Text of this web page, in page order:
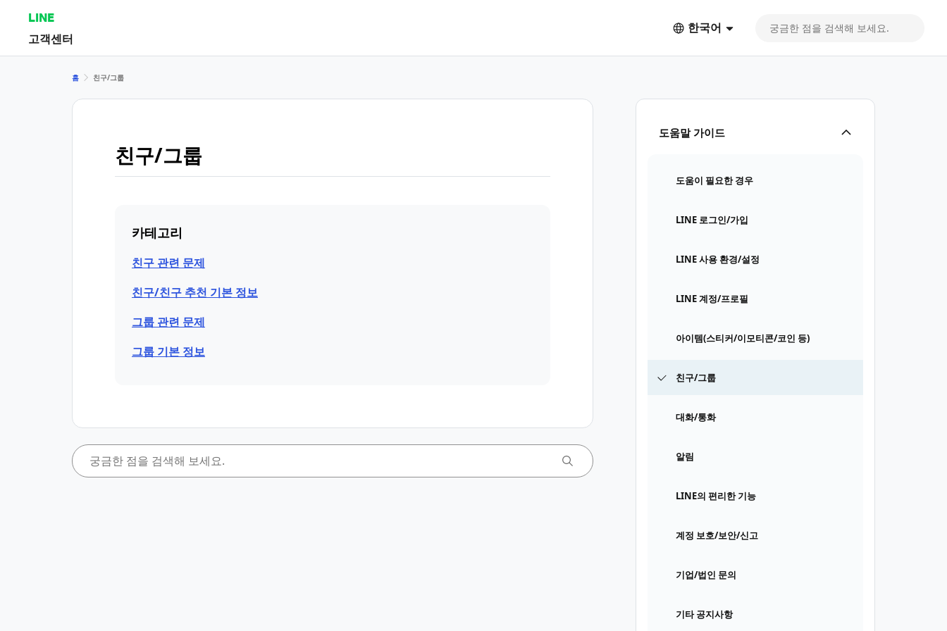
LINE
고객센터
한국어
도움말 가이드
도움이 필요한 경우
LINE 로그인/가입
LINE 사용 환경/설정
LINE 계정/프로필
아이템(스티커/이모티콘/코인 등)
친구/그룹
대화/통화
알림
LINE의 편리한 기능
계정 보호/보안/신고
기업/법인 문의
기타 공지사항
홈 친구/그룹
친구/그룹
카테고리
친구 관련 문제
친구/친구 추천 기본 정보
그룹 관련 문제
그룹 기본 정보